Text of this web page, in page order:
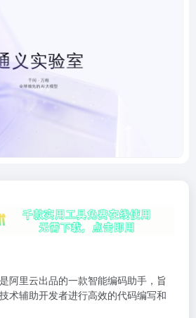
阿里云出品的一款智能编码助手，旨
术辅助开发者进行高效的代码编写和